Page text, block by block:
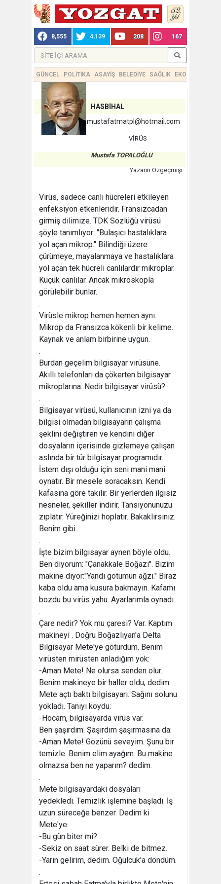
8,555 4,139 208 167
GÜNCEL POLİTİKA ASAYİŞ BELEDİYE SAĞLIK EKONOMİ
HASBİHAL
mustafatmatpl@hotmail.com
VİRÜS
Mustafa TOPALOĞLU
Yazarın Özgeçmişi
Virüs, sadece canlı hücreleri etkileyen
enfeksiyon etkenleridir. Fransızcadan
girmiş dilimize. TDK Sözlüğü virüsü
şöyle tanımlıyor: "Bulaşıcı hastalıklara
yol açan mikrop." Bilindiği üzere
çürümeye, mayalanmaya ve hastalıklara
yol açan tek hücreli canlılardır mikroplar.
Küçük canlılar. Ancak mikroskopla
görülebilir bunlar.
.
Virüsle mikrop hemen hemen aynı.
Mikrop da Fransızca kökenli bir kelime.
Kaynak ve anlam birbirine uygun.
.
Burdan geçelim bilgisayar virüsüne.
Akıllı telefonları da çökerten bilgisayar
mikroplarına. Nedir bilgisayar virüsü?
.
Bilgisayar virüsü, kullanıcının izni ya da
bilgisi olmadan bilgisayarın çalışma
şeklini değiştiren ve kendini diğer
dosyaların içerisinde gizlemeye çalışan
aslında bir tür bilgisayar programıdır.
İstem dışı olduğu için seni mani mani
oynatır. Bir mesele soracaksın. Kendi
kafasına göre takılır. Bir yerlerden ilgisiz
nesneler, şekiller indirir. Tansiyonunuzu
zıplatır. Yüreğinizi hoplatır. Bakaklırsınız.
Benim gibi...
.
İşte bizim bilgisayar aynen böyle oldu.
Ben diyorum: "Çanakkale Boğazı". Bizim
makine diyor:"Yandı gotümün ağzı." Biraz
kaba oldu ama kusura bakmayın. Kafamı
bozdu bu virüs yahu. Ayarlarımla oynadı.
.
Çare nedir? Yok mu çaresi? Var. Kaptım
makineyi . Doğru Boğazlıyan'a Delta
Bilgisayar Mete'ye götürdüm. Benim
virüsten mirüsten anladığım yok:
-Aman Mete! Ne olursa senden olur.
Benim makineye bir haller oldu, dedim.
Mete açtı baktı bilgisayarı. Sağını solunu
yokladı. Tanıyı koydu:
-Hocam, bilgisayarda virüs var.
Ben şaşırdım. Şaşırdım şaşırmasına da:
-Aman Mete! Gözünü seveyim. Şunu bir
temizle. Benim elim ayağım. Bu makine
olmazsa ben ne yaparım? dedim.
.
Mete bilgisayardaki dosyaları
yedekledi. Temizlik işlemine başladı. İş
uzun süreceğe benzer. Dedim ki
Mete'ye:
-Bu gün biter mi?
-Sekiz on saat sürer. Belki de bitmez.
-Yarın gelirim, dedim. Oğulcuk'a döndüm.
.